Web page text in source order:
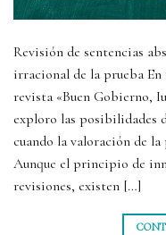
Revisión de sentencias
irracional de la prueba
revista «Buen Gobierno,
exploro las posibilidades
cuando la valoración de
Aunque el principio de
revisiones, existen […]